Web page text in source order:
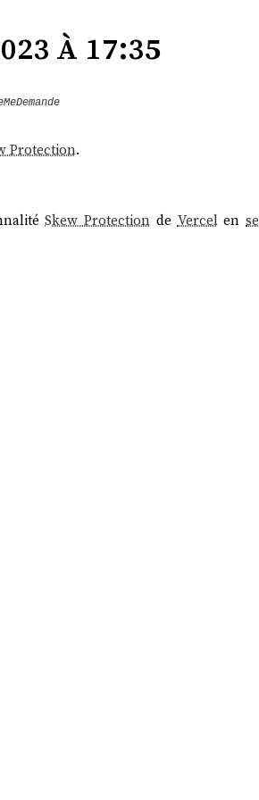
à 17:35
Protection.
Skew Protection de Vercelen